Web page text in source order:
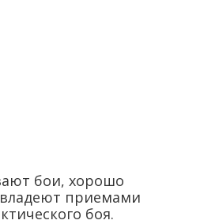
бои, хорошо
приемами
боя.